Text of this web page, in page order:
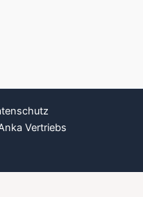
Vertriebs